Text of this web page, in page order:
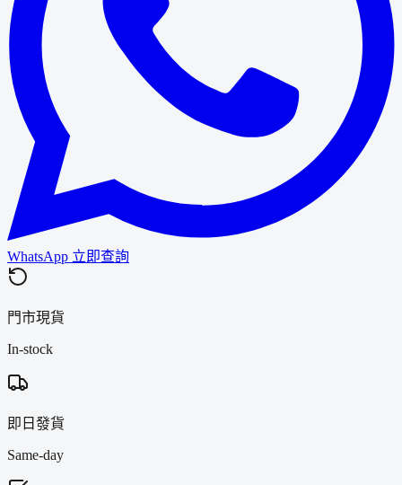
WhatsApp 立即查詢
門市現貨
In-stock
即日發貨
Same-day